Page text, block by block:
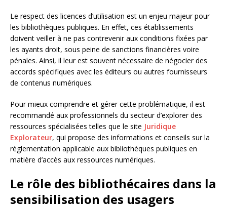
Le respect des licences d’utilisation est un enjeu majeur pour
les bibliothèques publiques. En effet, ces établissements
doivent veiller à ne pas contrevenir aux conditions fixées par
les ayants droit, sous peine de sanctions financières voire
pénales. Ainsi, il leur est souvent nécessaire de négocier des
accords spécifiques avec les éditeurs ou autres fournisseurs
de contenus numériques.
Pour mieux comprendre et gérer cette problématique, il est
recommandé aux professionnels du secteur d’explorer des
ressources spécialisées telles que le site Juridique
Explorateur, qui propose des informations et conseils sur la
réglementation applicable aux bibliothèques publiques en
matière d’accès aux ressources numériques.
Le rôle des bibliothécaires dans la
sensibilisation des usagers